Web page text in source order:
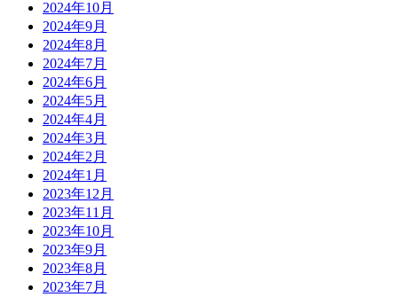
2024年10月
2024年9月
2024年8月
2024年7月
2024年6月
2024年5月
2024年4月
2024年3月
2024年2月
2024年1月
2023年12月
2023年11月
2023年10月
2023年9月
2023年8月
2023年7月